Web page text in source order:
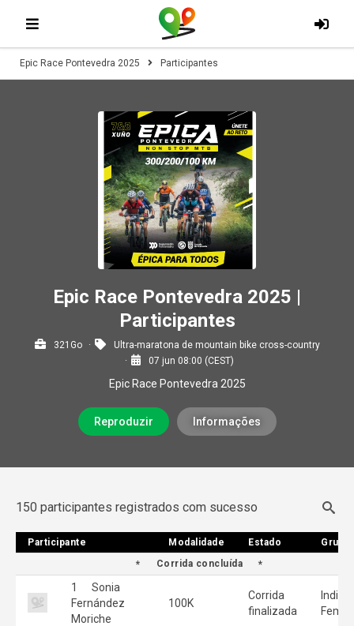
Epic Race Pontevedra 2025 Participantes
Epic Race Pontevedra 2025 |
Participantes
321Go
Ultra-maratona de mountain bike cross-country
07 jun 08:00 (CEST)
Epic Race Pontevedra 2025
Reproduzir Informações
150 participantes registrados com sucesso
Participante Modalidade Estado
Grupo
Corrida concluída
1
Sonia
Fernández
Moriche
100K
Corrida
finalizada
Participante Modalidade Estado Grupo